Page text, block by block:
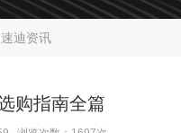
迪资讯
购指南全篇